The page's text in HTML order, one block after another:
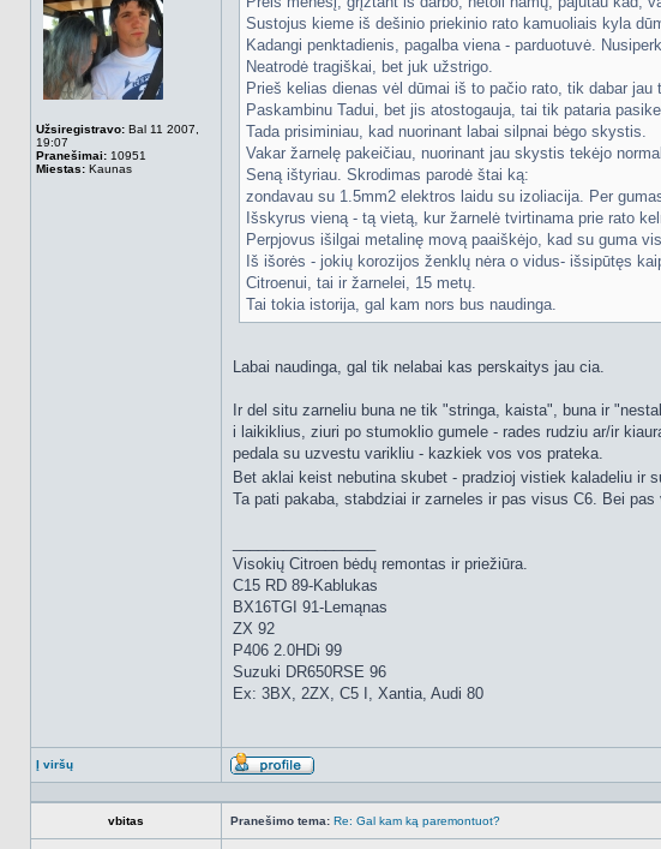
Užsiregistravo: Bal 11 2007,
19:07
Pranešimai: 10951
Miestas: Kaunas
Sustojus kieme iš dešinio priekinio rato kamuoliais kyla
Kadangi penktadienis, pagalba viena - parduotuvė.
Neatrodė tragiškai, bet juk užstrigo.
Prieš kelias dienas vėl dūmai iš to pačio rato, tik dabar
Paskambinu Tadui, bet jis atostogauja, tai tik pataria
Tada prisiminiau, kad nuorinant labai silpnai bėgo skystis.
Vakar žarnelę pakeičiau, nuorinant jau skystis tekėjo
Seną ištyriau. Skrodimas parodė štai ką:
zondavau su 1.5mm2 elektros laidu su izoliacija. Per
Išskyrus vieną - tą vietą, kur žarnelė tvirtinama prie rato
Perpjovus išilgai metalinę movą paaiškėjo, kad su guma
Iš išorės - jokių korozijos ženklų nėra o vidus- išsipūtęs
Citroenui, tai ir žarnelei, 15 metų.
Tai tokia istorija, gal kam nors bus naudinga.
Labai naudinga, gal tik nelabai kas perskaitys jau cia.
Ir del situ zarneliu buna ne tik "stringa, kaista", buna ir
i laikiklius, ziuri po stumoklio gumele - rades rudziu ar/ir
pedala su uzvestu varikliu - kazkiek vos vos prateka.
Bet aklai keist nebutina skubet - pradzioj vistiek kaladeliu ir
Ta pati pakaba, stabdziai ir zarneles ir pas visus C6. Bei
Visokių Citroen bėdų remontas ir priežiūra.
C15 RD 89-Kablukas
BX16TGI 91-Lemąnas
ZX 92
P406 2.0HDi 99
Suzuki DR650RSE 96
Ex: 3BX, 2ZX, C5 I, Xantia, Audi 80
Į viršų
Aprašymas
vbitas
Pranešimo tema: Re: Gal kam ką paremontuot?